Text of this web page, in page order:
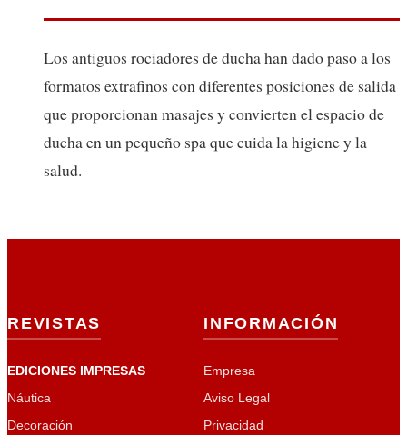
Los antiguos rociadores de ducha han dado paso a los
formatos extrafinos con diferentes posiciones de salida
que proporcionan masajes y convierten el espacio de
ducha en un pequeño spa que cuida la higiene y la
salud.
REVISTAS
EDICIONES IMPRESAS
Náutica
Decoración
INFORMACIÓN
Empresa
Aviso Legal
Privacidad